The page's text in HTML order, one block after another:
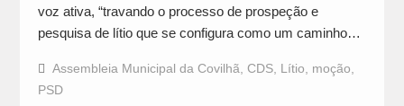
voz ativa, “travando o processo de prospeção e
pesquisa de lítio que se configura como um caminho…
Assembleia Municipal da Covilhã CDS, Lítio moção
PSD